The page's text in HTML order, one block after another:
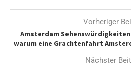
Vorheriger
Amsterdam
warum eine Grachtenfahrt
Nächster